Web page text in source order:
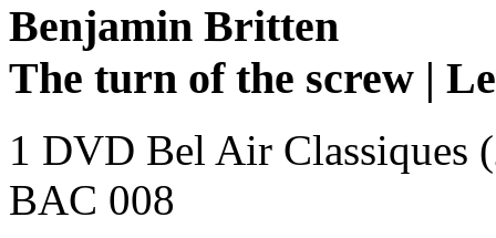
Benjamin Britten
The turn of the screw |
1 DVD Bel Air Classiques
BAC 008